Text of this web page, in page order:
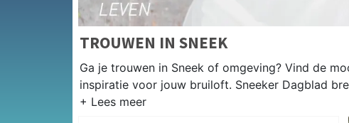
TROUWEN IN SNEEK
Ga je trouwen in Sneek of omgeving? Vind de
inspiratie voor jouw bruiloft. Sneeker Dagblad